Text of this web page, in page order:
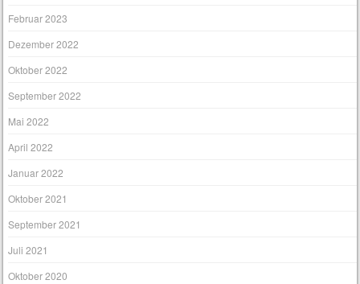
Februar 2023
Dezember 2022
Oktober 2022
September 2022
Mai 2022
April 2022
Januar 2022
Oktober 2021
September 2021
Juli 2021
Oktober 2020